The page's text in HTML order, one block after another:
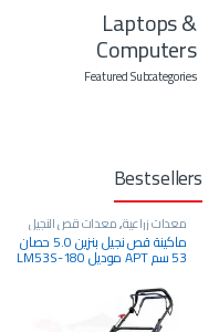
Laptops &
Computers
Featured Subcategories
Bestsellers
معدات زراعية,معدات قص النجيل
والحشائش,معدات كهربائيةماكينة قص نجيل بنزين 5.0 حصان
53 سم APT موديل LM53S-180